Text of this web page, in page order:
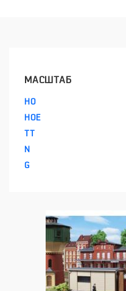
МАСШТАБ
HO
HOE
TT
N
G